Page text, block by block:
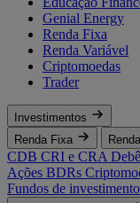
Genial Energy
Renda Fixa
Renda Variável
Criptomoedas
Trader
Investimentos
Renda Fixa
CDB CRI e CRA
Ações BDRs
Fundos de